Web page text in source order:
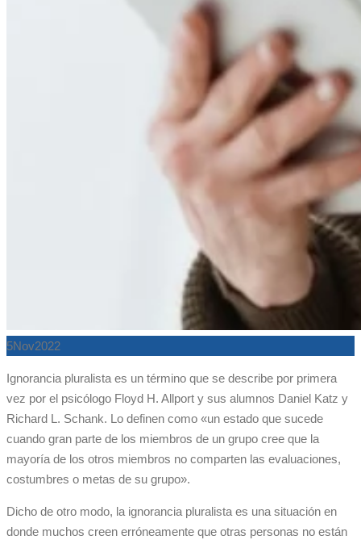
5Nov2022
Ignorancia pluralista es un término que se describe por primera
vez por el psicólogo Floyd H. Allport y sus alumnos Daniel Katz y
Richard L. Schank. Lo definen como «un estado que sucede
cuando gran parte de los miembros de un grupo cree que la
mayoría de los otros miembros no comparten las evaluaciones,
costumbres o metas de su grupo».
Dicho de otro modo, la ignorancia pluralista es una situación en
donde muchos creen erróneamente que otras personas no están